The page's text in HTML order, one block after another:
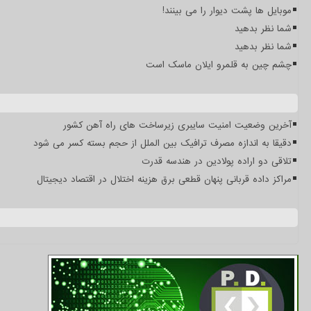
موبایل ها پشت دیوار را می بینند!
شما نظر بدهید
شما نظر بدهید
چشم چین به قلمرو ایلان ماسک است
آخرین وضعیت امنیت سایبری زیرساخت های راه آهن کشور
دقیقا به اندازه مصرف ترافیک بین الملل از حجم بسته کسر می شود
تلاقی دو اراده پولادین در هندسه قدرت
مراکز داده قربانی پنهان قطعی برق هزینه اختلال در اقتصاد دیجیتال